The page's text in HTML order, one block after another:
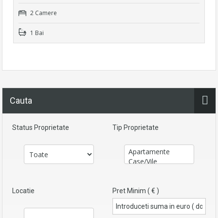
2 Camere
1 Bai
Cauta
Status Proprietate Tip Proprietate
Locatie Pret Minim ( € )